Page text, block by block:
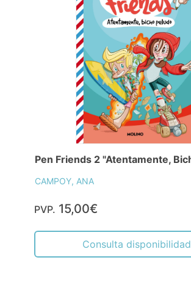
Pen Friends 2 "Atentamente,
CAMPOY, ANA
PVP. 15,00€
Consulta disponibilidad